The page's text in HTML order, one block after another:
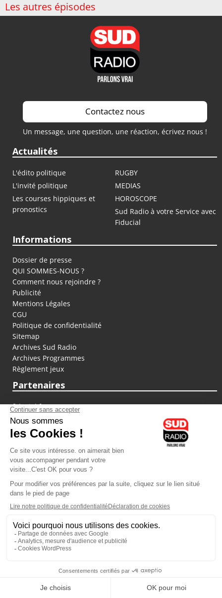
Les autres épisodes
Contactez nous
Un message, une question, une réaction, écrivez nous !
Actualités
L'édito politique
RUGBY
L'invité politique
MEDIAS
Les courses hippiques et
pronostics
HOROSCOPE
Sud Radio à votre Service avec
Fiducial
Informations
Dossier de presse
QUI SOMMES-NOUS ?
Comment nous rejoindre ?
Publicité
Mentions Légales
CGU
Politique de confidentialité
Sitemap
Archives Sud Radio
Archives Programmes
Règlement jeux
Partenaires
fiducial.fr
lyoncapitale.fr
olympique-et-lyonnais.com
L'application Iphone / Android
Téléchargez l'application
Les cookies
Gestion des cookies
Crédit photos : ©Sud Radio / Pierre Olivier
Judith Beller
Les Vraies Voix
Yvan Cujious
Loft Music Sud Radio